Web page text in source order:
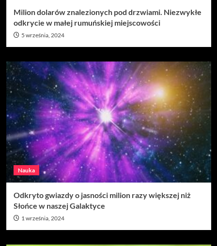
Milion dolarów znalezionych pod drzwiami. Niezwykłe
odkrycie w małej rumuńskiej miejscowości
5 września, 2024
Nauka
Odkryto gwiazdy o jasności milion razy większej niż
Słońce w naszej Galaktyce
1 września, 2024